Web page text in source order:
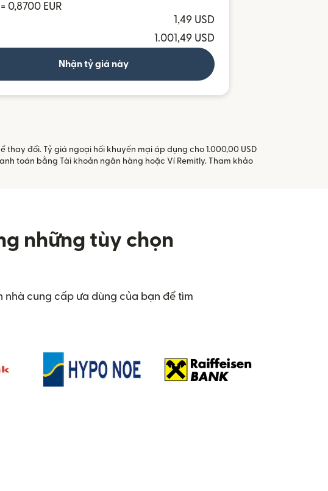
= 0,8700 EUR
1,49 USD
1.001,49 USD
Nhận tỷ giá này
đổi. Tỷ giá ngoại hối khuyến mại áp dụng cho 1.000,00 USD
toán bằng Tài khoản ngân hàng hoặc Ví Remitly. Tham khảo
mới)
những tùy chọn
nhà cung cấp ưa dùng của bạn để tìm